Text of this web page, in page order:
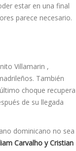
estar en una final
parece necesario.
Villamarin ,
También
choque recupera
de su llegada
dominicano no sea
Carvalho y Cristian